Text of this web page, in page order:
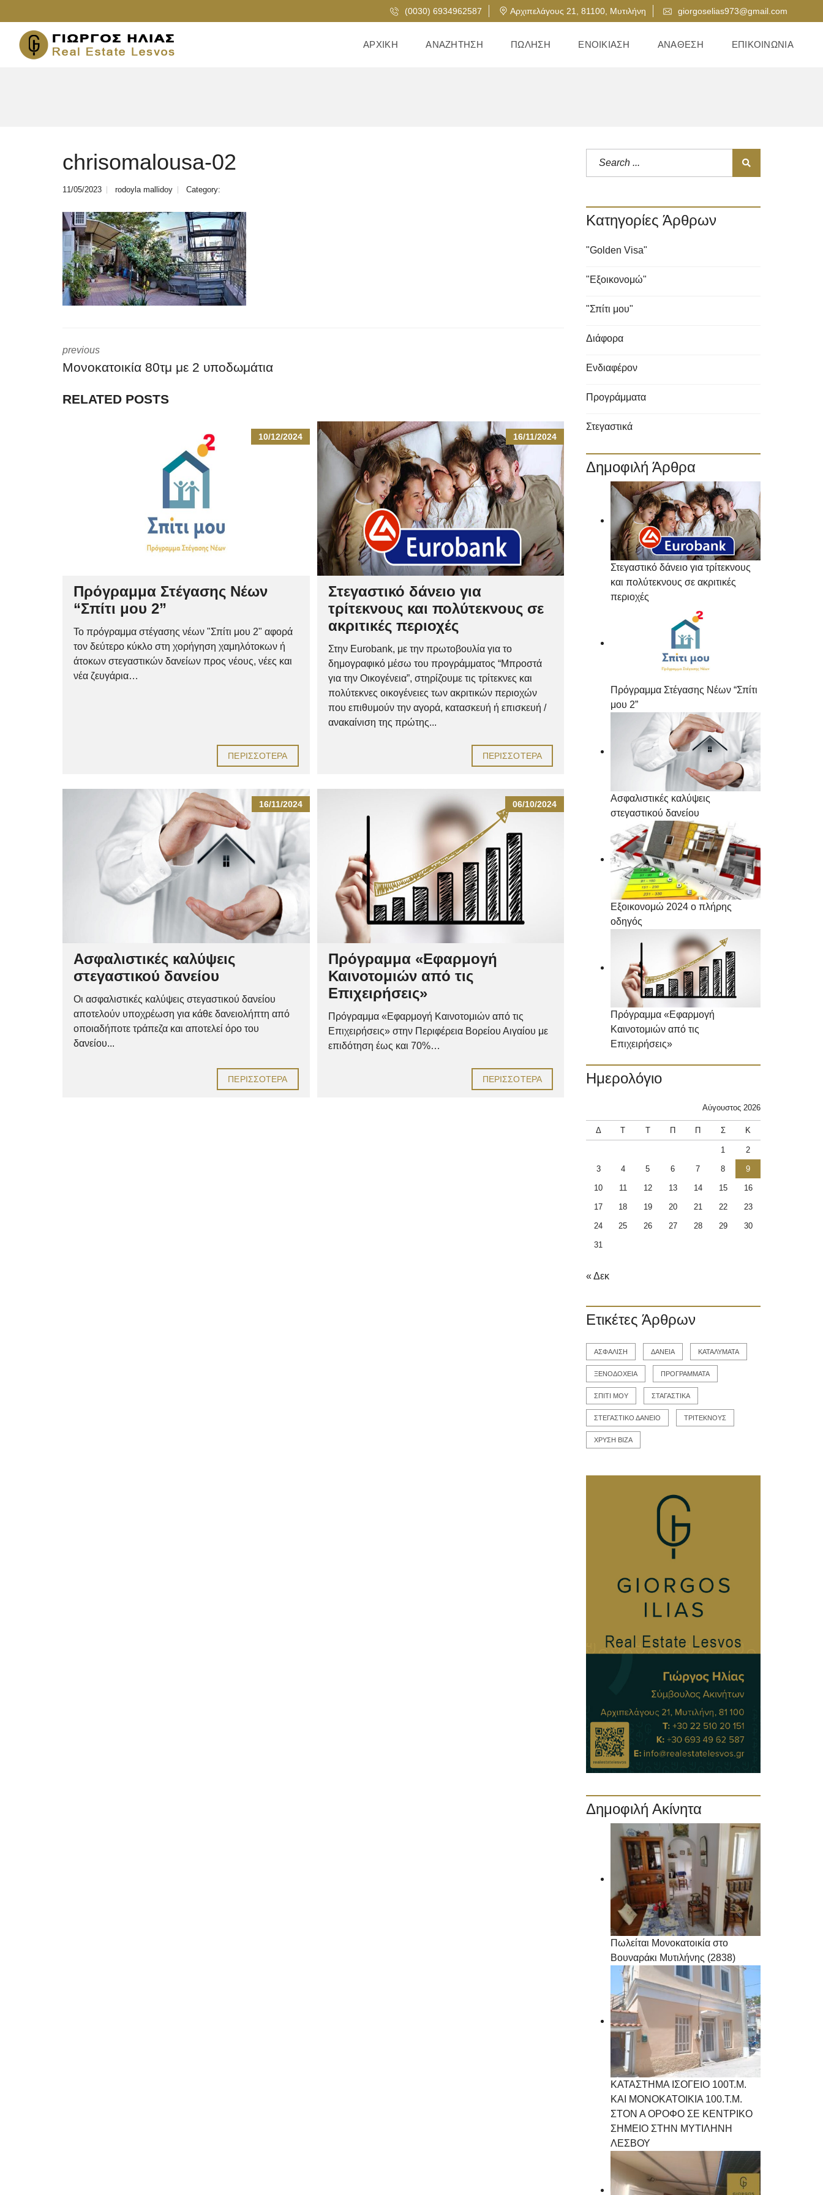
(0030) 6934962587 Αρχιπελάγους 21, 81100, Μυτιλήνη giorgoselias973@gmail.com
ΑΡΧΙΚΉ ΑΝΑΖΉΤΗΣΗ ΠΏΛΗΣΗ ΕΝΟΙΚΊΑΣΗ ΑΝΆΘΕΣΗ ΕΠΙΚΟΙΝΩΝΊΑ
chrisomalousa-02
11/05/2023 rodoyla mallidoy Category:
previous
Μονοκατοικία 80τμ με 2 υποδωμάτια
RELATED POSTS
10/12/2024
Πρόγραμμα Στέγασης Νέων
“Σπίτι μου 2”
Το πρόγραμμα στέγασης νέων "Σπίτι μου 2" αφορά
τον δεύτερο κύκλο στη χορήγηση χαμηλότοκων ή
άτοκων στεγαστικών δανείων προς νέους, νέες και
νέα ζευγάρια…
ΠΕΡΙΣΣΌΤΕΡΑ
16/11/2024
Στεγαστικό δάνειο για
τρίτεκνους και πολύτεκνους σε
ακριτικές περιοχές
Στην Eurobank, με την πρωτοβουλία για το
δημογραφικό μέσω του προγράμματος “Μπροστά
για την Οικογένεια”, στηρίζουμε τις τρίτεκνες και
πολύτεκνες οικογένειες των ακριτικών περιοχών
που επιθυμούν την αγορά, κατασκευή ή επισκευή /
ανακαίνιση της πρώτης...
ΠΕΡΙΣΣΌΤΕΡΑ
16/11/2024
Ασφαλιστικές καλύψεις
στεγαστικού δανείου
Οι ασφαλιστικές καλύψεις στεγαστικού δανείου
αποτελούν υποχρέωση για κάθε δανειολήπτη από
οποιαδήποτε τράπεζα και αποτελεί όρο του
δανείου...
ΠΕΡΙΣΣΌΤΕΡΑ
06/10/2024
Πρόγραμμα «Εφαρμογή
Καινοτομιών από τις
Επιχειρήσεις»
Πρόγραμμα «Εφαρμογή Καινοτομιών από τις
Επιχειρήσεις» στην Περιφέρεια Βορείου Αιγαίου με
επιδότηση έως και 70%…
ΠΕΡΙΣΣΌΤΕΡΑ
Κατηγορίες Άρθρων
"Golden Visa"
"Εξοικονομώ"
"Σπίτι μου"
Διάφορα
Ενδιαφέρον
Προγράμματα
Στεγαστικά
Δημοφιλή Άρθρα
Στεγαστικό δάνειο για τρίτεκνους
και πολύτεκνους σε ακριτικές
περιοχές
Πρόγραμμα Στέγασης Νέων “Σπίτι
μου 2”
Ασφαλιστικές καλύψεις
στεγαστικού δανείου
Εξοικονομώ 2024 ο πλήρης
οδηγός
Πρόγραμμα «Εφαρμογή
Καινοτομιών από τις
Επιχειρήσεις»
Ημερολόγιο
Αύγουστος 2026
Δ Τ Τ Π Π Σ Κ
1 2
3 4 5 6 7 8 9
10 11 12 13 14 15 16
17 18 19 20 21 22 23
24 25 26 27 28 29 30
31
« Δεκ
Ετικέτες Άρθρων
ΑΣΦΑΛΙΣΗ ΔΑΝΕΙΑ ΚΑΤΑΛΥΜΑΤΑ
ΞΕΝΟΔΟΧΕΙΑ ΠΡΟΓΡΑΜΜΑΤΑ
ΣΠΙΤΙ ΜΟΥ ΣΤΑΓΑΣΤΙΚΑ
ΣΤΕΓΑΣΤΙΚΟ ΔΑΝΕΙΟ ΤΡΙΤΕΚΝΟΥΣ
ΧΡΥΣΗ ΒΙΖΑ
Δημοφιλή Ακίνητα
Πωλείται Μονοκατοικία στο
Βουναράκι Μυτιλήνης (2838)
ΚΑΤΑΣΤΗΜΑ ΙΣΟΓΕΙΟ 100Τ.Μ.
ΚΑΙ ΜΟΝΟΚΑΤΟΙΚΙΑ 100.Τ.Μ.
ΣΤΟΝ Α ΟΡΟΦΟ ΣΕ ΚΕΝΤΡΙΚΟ
ΣΗΜΕΙΟ ΣΤΗΝ ΜΥΤΙΛΗΝΗ
ΛΕΣΒΟΥ